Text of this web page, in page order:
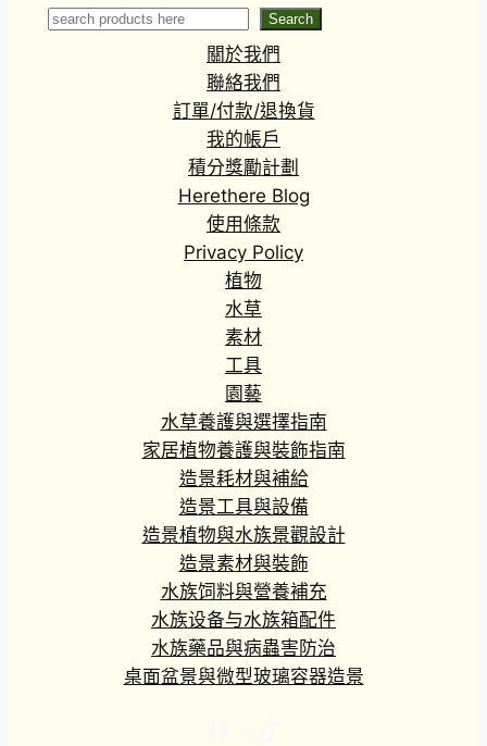
Search Search
關於我們
聯絡我們
訂單/付款/退換貨
我的帳戶
積分獎勵計劃
Herethere Blog
使用條款
Privacy Policy
植物
水草
素材
工具
園藝
水草養護與選擇指南
家居植物養護與裝飾指南
造景耗材與補給
造景工具與設備
造景植物與水族景觀設計
造景素材與裝飾
水族饲料與營養補充
水族设备与水族箱配件
水族藥品與病蟲害防治
桌面盆景與微型玻璃容器造景